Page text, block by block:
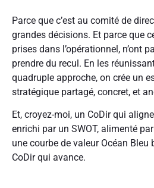
Parce que c’est au comité de
grandes décisions. Et parce que
prises dans l’opérationnel, n’ont
prendre du recul. En les
quadruple approche, on crée un
stratégique partagé, concret, et
Et, croyez-moi, un CoDir qui
enrichi par un SWOT, alimenté
une courbe de valeur Océan Bleu
CoDir qui avance.